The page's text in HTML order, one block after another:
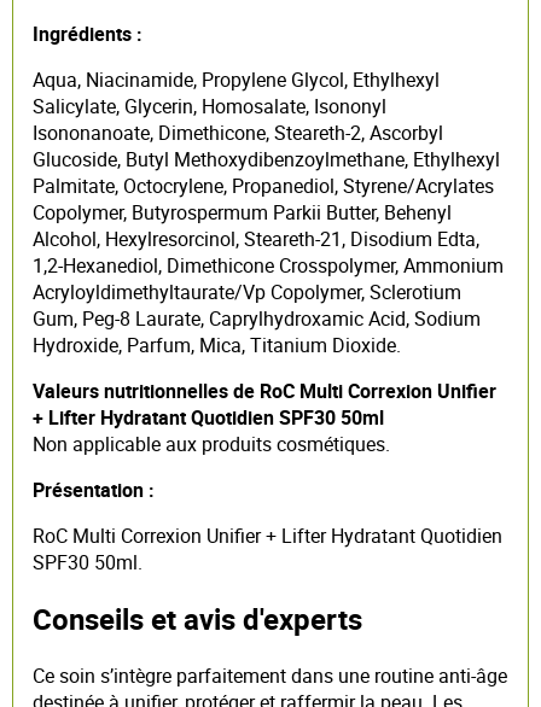
Ingrédients :
Aqua, Niacinamide, Propylene Glycol, Ethylhexyl
Salicylate, Glycerin, Homosalate, Isononyl
Isononanoate, Dimethicone, Steareth-2, Ascorbyl
Glucoside, Butyl Methoxydibenzoylmethane, Ethylhexyl
Palmitate, Octocrylene, Propanediol, Styrene/Acrylates
Copolymer, Butyrospermum Parkii Butter, Behenyl
Alcohol, Hexylresorcinol, Steareth-21, Disodium Edta,
1,2-Hexanediol, Dimethicone Crosspolymer, Ammonium
Acryloyldimethyltaurate/Vp Copolymer, Sclerotium
Gum, Peg-8 Laurate, Caprylhydroxamic Acid, Sodium
Hydroxide, Parfum, Mica, Titanium Dioxide.
Valeurs nutritionnelles de RoC Multi Correxion Unifier
+ Lifter Hydratant Quotidien SPF30 50ml
Non applicable aux produits cosmétiques.
Présentation :
RoC Multi Correxion Unifier + Lifter Hydratant Quotidien
SPF30 50ml.
Conseils et avis d'experts
Ce soin s’intègre parfaitement dans une routine anti-âge